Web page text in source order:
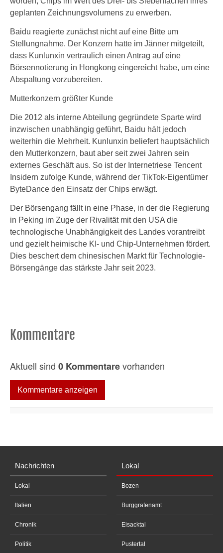
geplanten Zeichnungsvolumens zu erwerben.
Baidu reagierte zunächst nicht auf eine Bitte um
Stellungnahme. Der Konzern hatte im Jänner mitgeteilt,
dass Kunlunxin vertraulich einen Antrag auf eine
Börsennotierung in Hongkong eingereicht habe, um eine
Abspaltung vorzubereiten.
Mutterkonzern größter Kunde
Die 2012 als interne Abteilung gegründete Sparte wird
inzwischen unabhängig geführt, Baidu hält jedoch
weiterhin die Mehrheit. Kunlunxin beliefert hauptsächlich
den Mutterkonzern, baut aber seit zwei Jahren sein
externes Geschäft aus. So ist der Internetriese Tencent
Insidern zufolge Kunde, während der TikTok-Eigentümer
ByteDance den Einsatz der Chips erwägt.
Der Börsengang fällt in eine Phase, in der die Regierung
in Peking im Zuge der Rivalität mit den USA die
technologische Unabhängigkeit des Landes vorantreibt
und gezielt heimische KI- und Chip-Unternehmen fördert.
Dies beschert dem chinesischen Markt für Technologie-
Börsengänge das stärkste Jahr seit 2023.
Kommentare
Aktuell sind 0 Kommentarevorhanden
Kommentare anzeigen
Nachrichten
Lokal
Italien
Chronik
Politik
Lokal
Bozen
Burggrafenamt
Eisacktal
Pustertal